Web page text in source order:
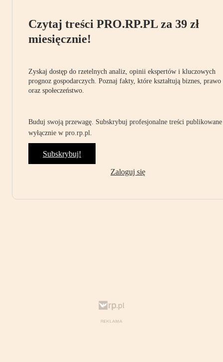
Czytaj treści PRO.RP.PL za 39 zł
miesięcznie!
Zyskaj dostęp do rzetelnych analiz, opinii ekspertów i kluczowych
prognoz gospodarczych. Poznaj fakty, które kształtują biznes, prawo
oraz społeczeństwo.
Buduj swoją przewagę. Subskrybuj profesjonalne treści publikowane
wyłącznie w pro.rp.pl.
Subskrybuj!
Zaloguj się